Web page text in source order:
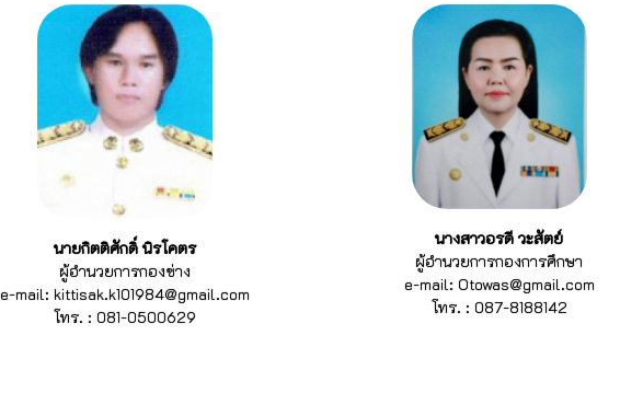
นายกิตติศักดิ์ นิรโคตร
ผู้อำนวยการกองช่าง
e-mail: kittisak.k101984@gmail.com
โทร. : 081-0500629
นางสาวอรดี วะสัตย์
ผู้อำนวยการกองการศึกษา
e-mail: Otowas@gmail.com
โทร. : 087-8188142